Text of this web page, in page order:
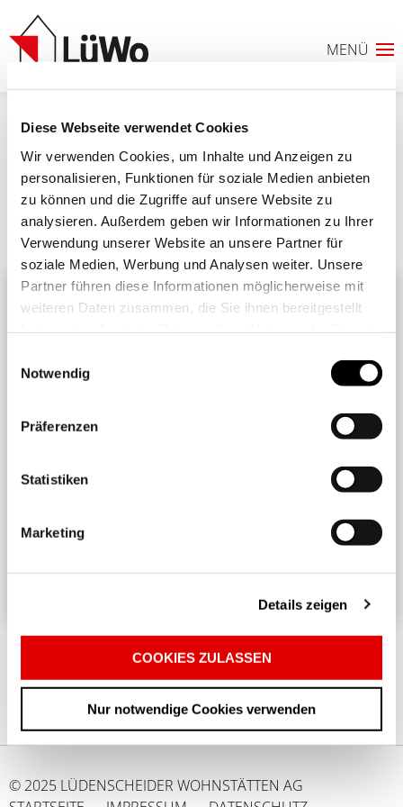
Diese Webseite verwendet Cookies
Wir verwenden Cookies, um Inhalte und Anzeigen zu
personalisieren, Funktionen für soziale Medien anbieten
zu können und die Zugriffe auf unsere Website zu
analysieren. Außerdem geben wir Informationen zu Ihrer
Verwendung unserer Website an unsere Partner für
soziale Medien, Werbung und Analysen weiter. Unsere
Partner führen diese Informationen möglicherweise mit
weiteren Daten zusammen, die Sie ihnen bereitgestellt
Cookies, wenn Sie unsere Webseite weiterhin nutzen.
Notwendig
Präferenzen
Statistiken
Marketing
Details zeigen
COOKIES ZULASSEN
Nur notwendige Cookies verwenden
1631350691417
Ähnliche Beiträge Alle Beiträge
Harmonisches Wohnen untereinander
in einem Mehrparteienhaus erfordert
Rücksichtnahme und Achtsamkeit. ...
ANFRAGELISTE
© 2025 LÜDENSCHEIDER WOHNSTÄTTEN AG